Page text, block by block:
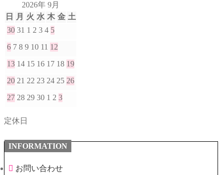
2026年 9月
日
月 火 水 木 金 土
30 31 1 2 3 4 5
6 7 8 9 10 11 12
13 14 15 16 17 18 19
20 21 22 23 24 25 26
27 28 29 30 1 2 3
定休日
INFORMATION
お問い合わせ